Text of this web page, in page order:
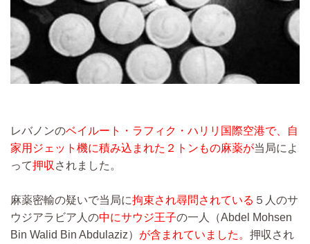
レバノンのベイルート・ラフィク・ハリリ国際空港で、自
家用ジェット機に積み込まれた２トンもの麻薬が当局によ
って押収 されました。
麻薬密輸の疑いで当局に拘束され尋問されている ５人のサ
ウジアラビア人の中にサウジ王子の一人（Abdel Mohsen
Bin Walid Bin Abdulaziz） が含まれていました。 押収され